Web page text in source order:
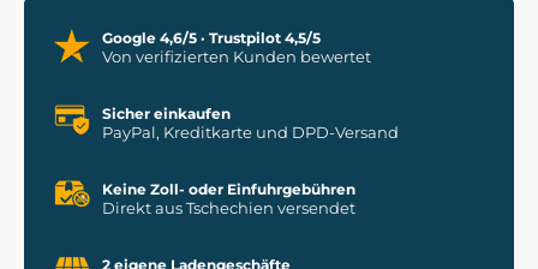
Google 4,6/5 · Trustpilot 4,5/5
Von verifizierten Kunden bewertet
Sicher einkaufen
PayPal, Kreditkarte und DPD-Versand
Keine Zoll- oder Einfuhrgebühren
Direkt aus Tschechien versendet
2 eigene Ladengeschäfte